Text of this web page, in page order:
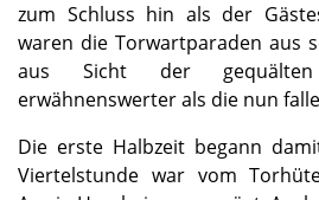
zum Schluss hin als der
waren die Torwartparaden aus
aus Sicht der gequälten
erwähnenswerter als die nun
Die erste Halbzeit begann
Viertelstunde war vom